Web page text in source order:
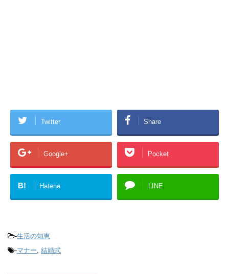
Twitter Share
Google+ Pocket
B! Hatena LINE
-生活の知恵
-マナー 結婚式